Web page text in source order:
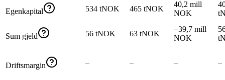
Egenkapital 534 tNOK 465 tNOK
40,2 mill
NOK
Sum gjeld 56 tNOK 63 tNOK
−39,7 mill
NOK
Driftsmargin – – – –